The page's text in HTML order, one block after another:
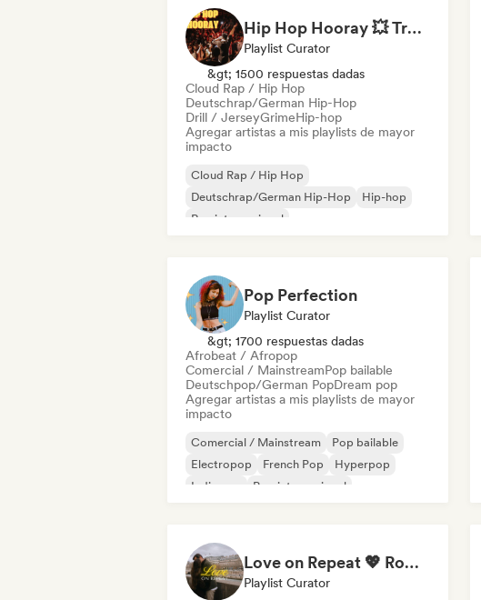
Hip Hop Hooray 💥 Trap, Hype & Party Rap Bangers
Playlist Curator
&gt; 1500 respuestas dadas
Cloud Rap / Hip Hop
Deutschrap/German Hip-Hop
Drill / JerseyGrimeHip-hop
Agregar artistas a mis playlists de mayor
impacto
Cloud Rap / Hip Hop
Deutschrap/German Hip-Hop
Hip-hop
Rap internacional
Pop Perfection
Playlist Curator
&gt; 1700 respuestas dadas
Afrobeat / Afropop
Comercial / MainstreamPop bailable
Deutschpop/German PopDream pop
Agregar artistas a mis playlists de mayor
impacto
Comercial / Mainstream
Pop bailable
Electropop
French Pop
Hyperpop
Indie pop
Pop internacional
Love on Repeat 💖 Romantic Indie Pop, Neo Soul & Singer-Songwriter
Playlist Curator